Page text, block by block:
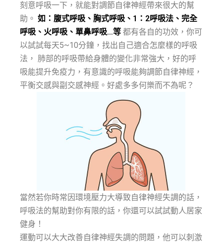
刻意呼吸一下，就能對調節自律神經帶來很大的幫
助。 如：腹式呼吸、胸式呼吸、1：2呼吸法、完全
呼吸、火呼吸、單鼻呼吸…等 都有各自的功效，你可
以試試每天5~10分鐘，找出自己適合怎麼樣的呼吸
法， 肺部的呼吸帶給身體的變化非常強大，好的呼
吸能提升免疫力，有意識的呼吸能夠調節自律神經，
平衡交感與副交感神經。好處多多何樂而不為呢？
當然若你時常因環境壓力大導致自律神經失調的話，
呼吸法的幫助對你有限的話，你還可以試試動人居家
健身！
運動可以大大改善自律神經失調的問題，他可以刺激